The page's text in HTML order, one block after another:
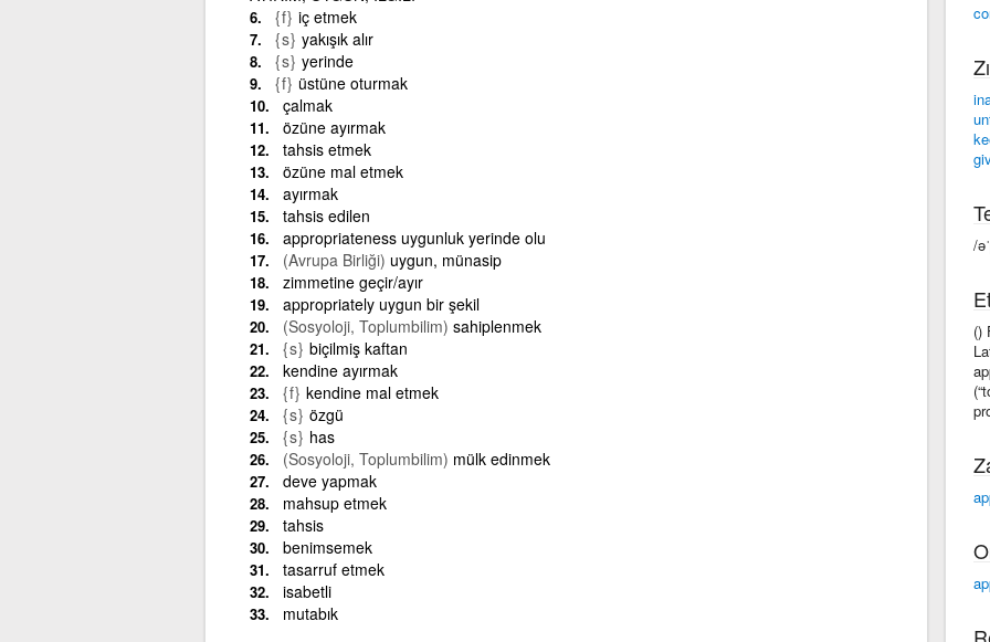
{f} iç etmek
{s} yakışık alır
{s} yerinde
{f} üstüne oturmak
çalmak
özüne ayırmak
tahsis etmek
özüne mal etmek
ayırmak
tahsis edilen
appropriateness uygunluk yerinde olu
(Avrupa Birliği) uygun, münasip
zimmetine geçir/ayır
appropriately uygun bir şekil
(Sosyoloji, Toplumbilim) sahiplenmek
{s} biçilmiş kaftan
kendine ayırmak
{f} kendine mal etmek
{s} özgü
{s} has
(Sosyoloji, Toplumbilim) mülk edinmek
deve yapmak
mahsup etmek
tahsis
benimsemek
tasarruf etmek
isabetli
mutabık
/
()